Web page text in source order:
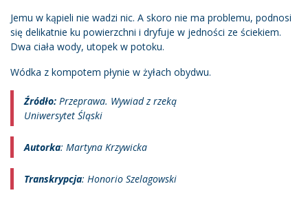
Jemu w kąpieli nie wadzi nic. A skoro nie ma problemu, podnosi
się delikatnie ku powierzchni i dryfuje w jedności ze ściekiem.
Dwa ciała wody, utopek w potoku.
Wódka z kompotem płynie w żyłach obydwu.
Źródło: Przeprawa. Wywiad z rzeką
Uniwersytet Śląski
Autorka: Martyna Krzywicka
Transkrypcja: Honorio Szelagowski